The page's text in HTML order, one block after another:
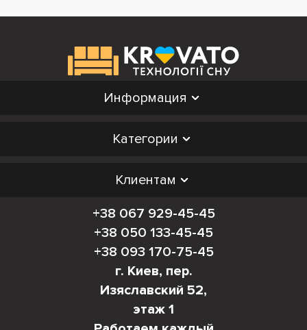
Информация
Категории
Клиентам
+38 067 929-45-45
+38 050 133-45-45
+38 093 170-75-45
г. Киев, пер.
Изяславский 52,
этаж 1